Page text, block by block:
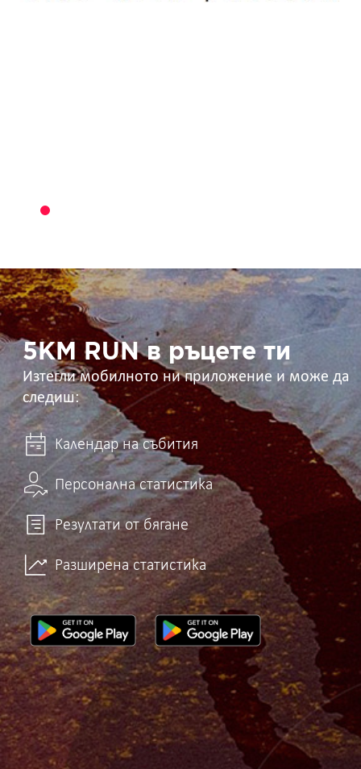
5KM
RUN
в
ръцете
ти 5KM RUN в ръцете ти
Изтегли мобилното ни приложение и може да
следиш:
Календар на събития
Персонална статистика
Резултати от бягане
Разширена статистика